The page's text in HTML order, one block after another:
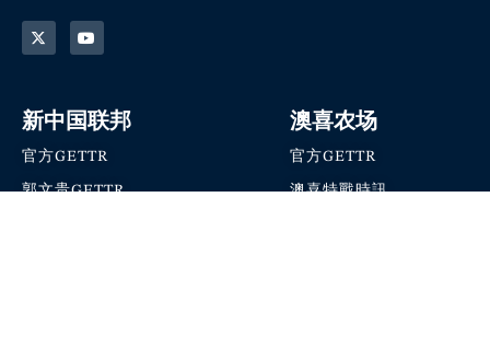
新中国联邦
官方GETTR
郭文贵GETTR
澳喜农场
官方GETTR
澳喜特戰時訊